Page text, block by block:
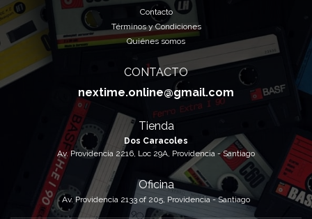
Contacto
Términos y Condiciones
Quiénes somos
CONTACTO
nextime.online@gmail.com
Tienda
Dos Caracoles
Av. Providencia 2216, Loc 29A, Providencia - Santiago
Oficina
Av. Providencia 2133 of 205, Providencia - Santiago